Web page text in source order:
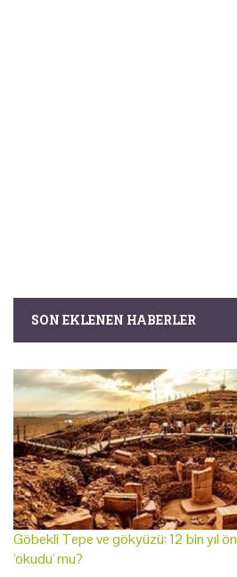
SON EKLENEN HABERLER
Göbekli Tepe ve gökyüzü: 12 bin yıl
'okudu' mu?